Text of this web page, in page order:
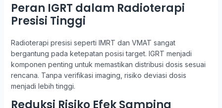
Peran IGRT dalam Radioterapi
Presisi Tinggi
Radioterapi presisi seperti IMRT dan VMAT sangat
bergantung pada ketepatan posisi target. IGRT menjadi
komponen penting untuk memastikan distribusi dosis sesuai
rencana. Tanpa verifikasi imaging, risiko deviasi dosis
menjadi lebih tinggi.
Reduksi Risiko Efek Samping